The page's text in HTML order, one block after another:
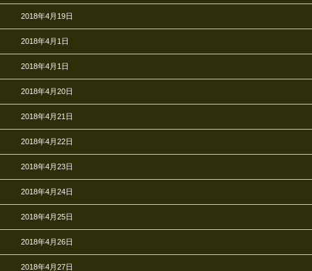
2018年4月19日
2018年4月1日
2018年4月1日
2018年4月20日
2018年4月21日
2018年4月22日
2018年4月23日
2018年4月24日
2018年4月25日
2018年4月26日
2018年4月27日